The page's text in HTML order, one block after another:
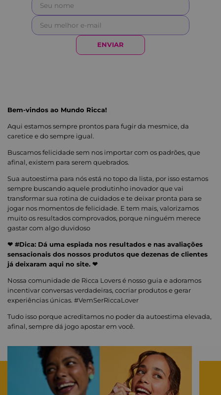
ENVIAR
Bem-vindos ao Mundo Ricca!
Aqui estamos sempre prontos para fugir da mesmice, da
caretice e do sempre igual.
Buscamos felicidade sem nos importar com os padrões, que
afinal, existem para serem quebrados.
Sua autoestima para nós está no topo da lista, por isso estamos
sempre buscando aquele produtinho inovador que vai
transformar sua rotina de cuidados e te deixar pronta para se
jogar nos momentos de felicidade. E tem mais, valorizamos
muito os resultados comprovados, porque ninguém merece
gastar com algo duvidoso
❤ #Dica: Dá uma espiada nos resultados e nas avaliações
sensacionais dos nossos produtos que dezenas de clientes
já deixaram aqui no site. ❤
Nossa comunidade de Ricca Lovers é nosso guia e adoramos
incentivar conversas verdadeiras, cocriar produtos e gerar
experiências únicas. #VemSerRiccaLover
Tudo isso porque acreditamos no poder da autoestima elevada,
afinal, sempre dá jogo apostar em você.